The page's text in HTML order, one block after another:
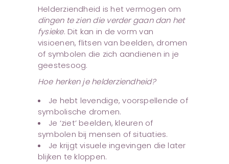
Helderziendheid is het vermogen om
dingen te zien die verder gaan dan het
fysieke. Dit kan in de vorm van
visioenen, flitsen van beelden, dromen
of symbolen die zich aandienen in je
geestesoog.
Hoe herken je helderziendheid?
Je hebt levendige, voorspellende of
symbolische dromen.
Je ‘ziet’ beelden, kleuren of
symbolen bij mensen of situaties.
Je krijgt visuele ingevingen die later
blijken te kloppen.